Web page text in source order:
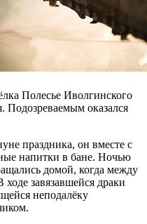
Полесье Иволгинского
Подозреваемым оказался
праздника, он вместе с
напитки в бане. Ночью
домой, когда между
завязавшейся драки
неподалёку